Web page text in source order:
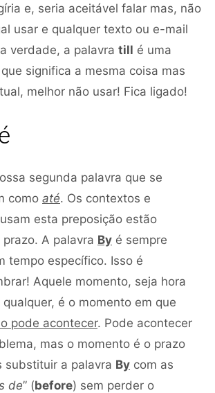
e, seria aceitável falar mas, não
usar e qualquer texto ou e-mail
verdade, a palavra till é uma
significa a mesma coisa mas
melhor não usar! Fica ligado!
segunda palavra que se
como até. Os contextos e
esta preposição estão
A palavra By é sempre
tempo específico. Isso é
Aquele momento, seja hora
é o momento em que
pode acontecer. Pode acontecer
mas o momento é o prazo
substituir a palavra By com as
de” (before) sem perder o